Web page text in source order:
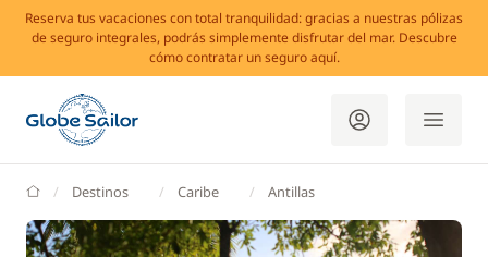
Reserva tus vacaciones con total tranquilidad: gracias a nuestras pólizas
de seguro integrales, podrás simplemente disfrutar del mar. Descubre
cómo contratar un seguro aquí.
GlobeSailor
Destinos Caribe Antillas